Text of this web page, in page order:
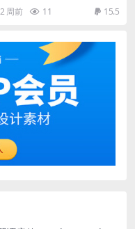
and score as much
you can – hyper casual g
2 周前 11 15.5